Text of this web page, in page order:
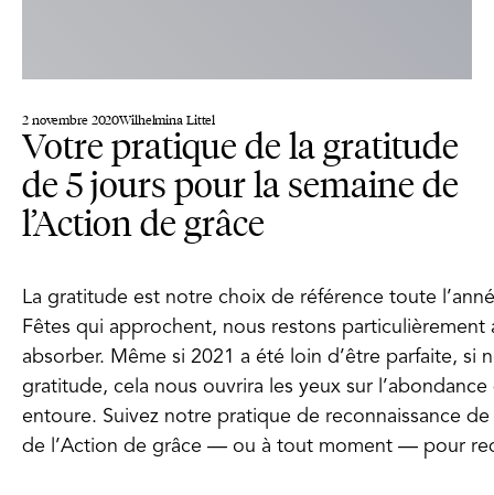
2 novembre 2020Wilhelmina Littel
Votre pratique de la gratitude
de 5 jours pour la semaine de
l’Action de grâce
La gratitude est notre choix de référence toute
Fêtes qui approchent, nous restons
absorber. Même si 2021 a été loin d’être parfaite, si
gratitude, cela nous ouvrira les yeux sur
entoure. Suivez notre pratique de reconnaissance
de l’Action de grâce — ou à tout moment — pour